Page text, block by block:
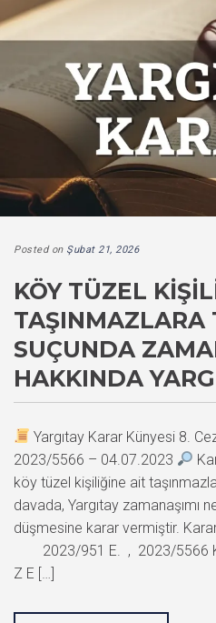
Posted on Şubat 21, 2026
KÖY TÜZEL
TAŞINMAZLARA
SUÇUNDA
HAKKINDA
Yargıtay Karar Künyesi 8.
2023/5566 – 04.07.2023
köy tüzel kişiliğine ait
davada, Yargıtay zamanaşımı
düşmesine karar vermiştir.
2023/951 E. , 2023/5566 K.
Z E […]